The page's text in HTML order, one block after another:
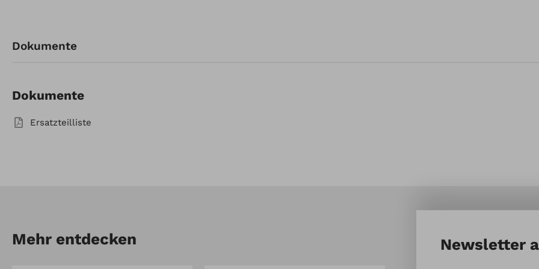
Dokumente
Dokumente
Ersatzteilliste
Mehr entdecken Newsletter